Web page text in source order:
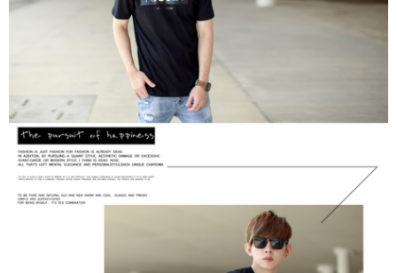
購買商品的店家。未經商家同意取消之訂單仍視為有效，需透過AFTEE先享
※ 交易是否成功請以「AFTEE先享後付 」之結帳頁面顯示為準，若有關於
是否繳費成功／繳費後需取消欲退款等相關疑問，請聯繫「AFTEE先享後付
https://netprotections.freshdesk.com/support/home
【注意事項】
１．透過由恩沛科技股份有限公司提供之「AFTEE先享後付」服務完成之交
易，需依本服務之必要範圍內提供個人資料，並將交易相關給付款項請求債
權轉讓予恩沛科技股份有限公司。
２．關於個人資料處理事宜，請瀏覽以下網址：
https://aftee.tw/terms/#terms3
３．未成年的使用者請事先徵得法定代理人或監護人之同意方可使用
「AFTEE先享後付」，若未經同意申辦者引起之損失，本公司不負相關責
４．使用「AFTEE先享後付」時，將依據個別帳號之用戶狀況，依本公司即
時審查核予不同之上限額度；若仍有額度不足之情形，本公司將視審查結果
每筆NT$80，滿NT$1,800(含以上)免運費
每筆NT$80，滿NT$1,800(含以上)免運費
宅配
每筆NT$120，滿NT$3,000(含以上)免運費